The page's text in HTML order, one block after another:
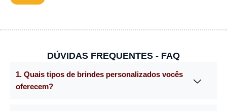
DÚVIDAS FREQUENTES - FAQ
1. Quais tipos de brindes personalizados vocês
oferecem?